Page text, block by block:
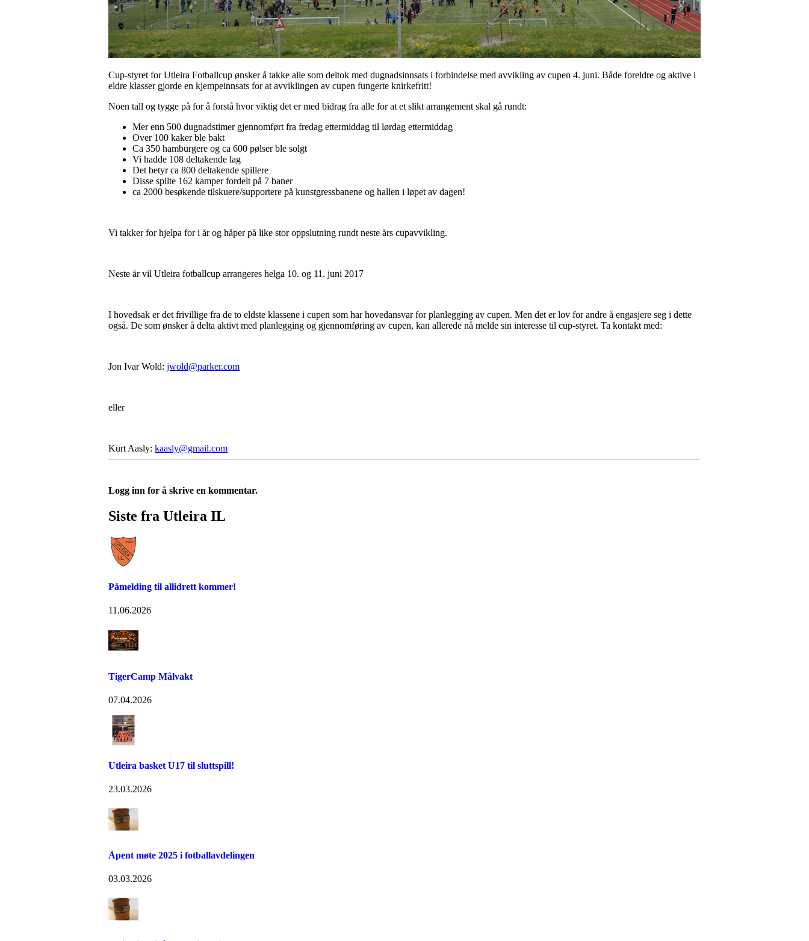
Cup-styret for Utleira Fotballcup ønsker å takke alle som deltok med dugnadsinnsats i forbindelse med avvikling av cupen 4. juni. Både foreldre og aktive i
eldre klasser gjorde en kjempeinnsats for at avviklingen av cupen fungerte knirkefritt!
Noen tall og tygge på for å forstå hvor viktig det er med bidrag fra alle for at et slikt arrangement skal gå rundt:
Mer enn 500 dugnadstimer gjennomført fra fredag ettermiddag til lørdag ettermiddag
Over 100 kaker ble bakt
Ca 350 hamburgere og ca 600 pølser ble solgt
Vi hadde 108 deltakende lag
Det betyr ca 800 deltakende spillere
Disse spilte 162 kamper fordelt på 7 baner
ca 2000 besøkende tilskuere/supportere på kunstgressbanene og hallen i løpet av dagen!
Vi takker for hjelpa for i år og håper på like stor oppslutning rundt neste års cupavvikling.
Neste år vil Utleira fotballcup arrangeres helga 10. og 11. juni 2017
I hovedsak er det frivillige fra de to eldste klassene i cupen som har hovedansvar for planlegging av cupen. Men det er lov for andre å engasjere seg i dette
også. De som ønsker å delta aktivt med planlegging og gjennomføring av cupen, kan allerede nå melde sin interesse til cup-styret. Ta kontakt med:
Jon Ivar Wold: jwold@parker.com
eller
Kurt Aasly: kaasly@gmail.com
Logg inn for å skrive en kommentar.
Siste fra Utleira IL
Påmelding til allidrett kommer!
11.06.2026
TigerCamp Målvakt
07.04.2026
Utleira basket U17 til sluttspill!
23.03.2026
Åpent møte 2025 i fotballavdelingen
03.03.2026